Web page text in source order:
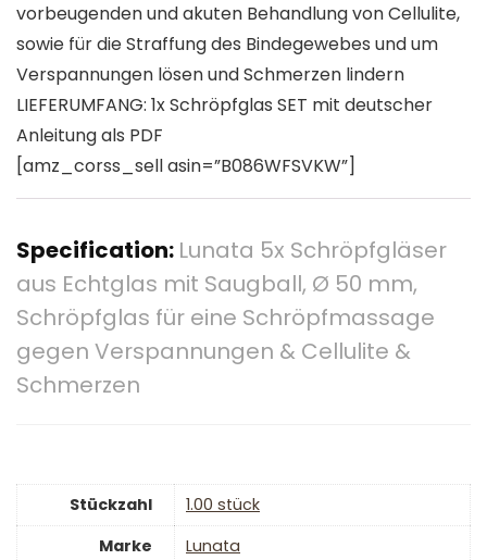
vorbeugenden und akuten Behandlung von Cellulite,
sowie für die Straffung des Bindegewebes und um
Verspannungen lösen und Schmerzen lindern
LIEFERUMFANG: 1x Schröpfglas SET mit deutscher
Anleitung als PDF
[amz_corss_sell asin=”B086WFSVKW”]
Specification: Lunata 5x Schröpfgläser
aus Echtglas mit Saugball, Ø 50 mm,
Schröpfglas für eine Schröpfmassage
gegen Verspannungen & Cellulite &
Schmerzen
Stückzahl
‎1.00 stück
Marke
‎Lunata